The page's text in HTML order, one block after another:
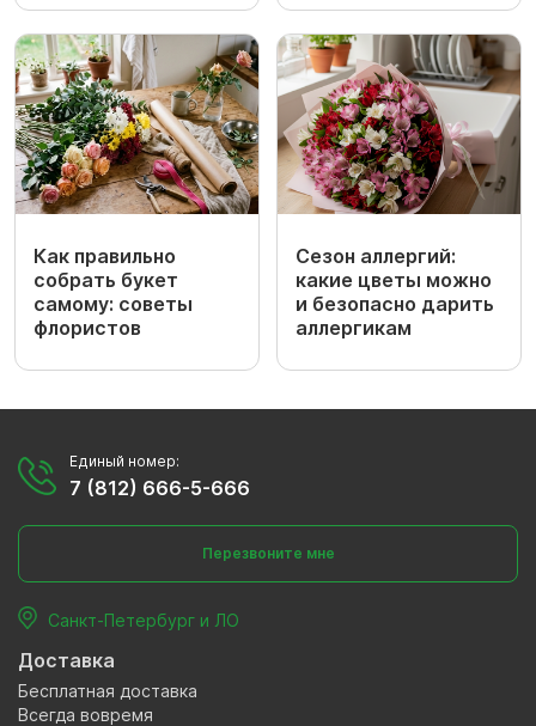
Как правильно
собрать букет
самому: советы
флористов
Сезон аллергий:
какие цветы можно
и безопасно дарить
аллергикам
Единый номер:
7 (812) 666-5-666
Перезвоните мне
Санкт-Петербург и ЛО
Доставка
Бесплатная доставка
Всегда вовремя